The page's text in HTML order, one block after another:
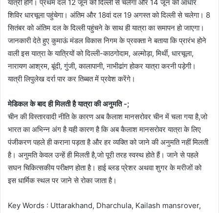
यात्री होंगे। प्रथम दल 12 जून को दिल्ली से चलेगा और 14 जून को आधार
शिविर धारचूला पहुंचेगा। अंतिम और 18वां दल 19 अगस्त को दिल्ली से चलेगा। 8
सितंबर को अंतिम दल के दिल्ली पहुंचने के साथ ही यात्रा का समापन हो जाएगा।
जानकारी देते हुए कुमाऊं मंडल विकास निगम के प्रवक्ता ने बताया कि प्रारंभ होने
वाली इस यात्रा के यात्रियों को दिल्ली-काठगोदाम, अल्मोड़ा, मिर्थी, धारचूला,
नारायण आश्रम, बूंदी, गुंजी, कालापानी, नाभीढांग होकर यात्रा करनी पड़ेगी।
यात्री लिपुलेख दर्रा पार कर तिब्बत में प्रवेश करेंगे।
मेडिकल के बाद ही मिलती है यात्रा की अनुमति -;
चीन की विस्तारवादी नीति के कारण अब कैलाश मानसरोवर चीन में चला गया है,जो
भारत का अभिन्न अंग है यही कारण है कि अब कैलाश मानसरोवर यात्रा के लिए
पंजीकरण पहले ही कराना पड़ता है और हर व्यक्ति को जाने की अनुमति नहीं मिलती
है। अनुमति केवल उन्हें ही मिलती है,जो पूरी तरह स्वस्थ होते हैं। जाने से पहले
सघन चिकित्सकीय परीक्षण होता है। हाई ब्लड प्रेशर अथवा शुगर के मरीजों को
इस धार्मिक स्थल पर जाने से रोका जाता है।
Key Words : Uttarakhand, Dharchula, Kailash mansrover,